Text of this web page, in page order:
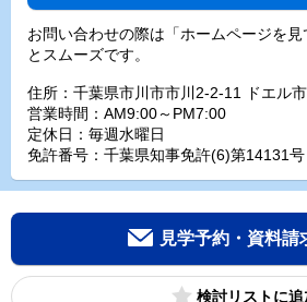
お問い合わせの際は「ホームページを見
とスムーズです。
住所：千葉県市川市市川2-2-11 ドエル
営業時間：AM9:00～PM7:00
定休日：毎週水曜日
免許番号：千葉県知事免許(6)第14131号
見学予約・資料請
検討リスト